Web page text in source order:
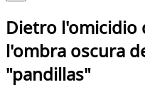
Dietro l'omicidio
l'ombra oscura
"pandillas"